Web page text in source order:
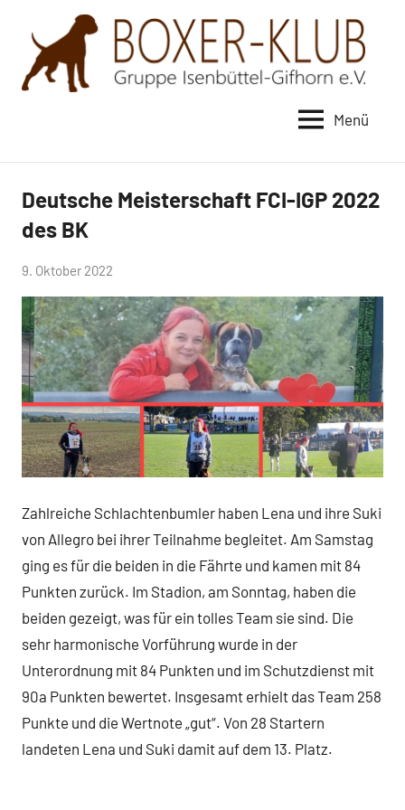
Inhalt
springen
Klub
Gruppe
Isenbüttel-
e.V.
Menü
Neuigkeiten
Deutsche Meisterschaft FCI-IGP 2022
des BK
von
lukas
9. Oktober 2022
Zahlreiche Schlachtenbumler haben Lena und ihre Suki
von Allegro bei ihrer Teilnahme begleitet. Am Samstag
ging es für die beiden in die Fährte und kamen mit 84
Punkten zurück. Im Stadion, am Sonntag, haben die
beiden gezeigt, was für ein tolles Team sie sind. Die
sehr harmonische Vorführung wurde in der
Unterordnung mit 84 Punkten und im Schutzdienst mit
90a Punkten bewertet. Insgesamt erhielt das Team 258
Punkte und die Wertnote „gut“. Von 28 Startern
landeten Lena und Suki damit auf dem 13. Platz.